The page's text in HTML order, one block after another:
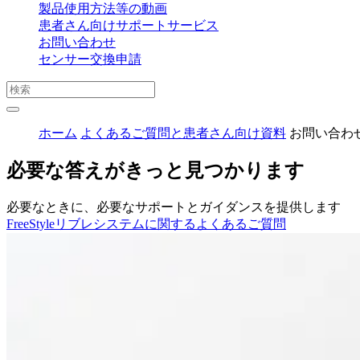
製品使用方法等の動画
患者さん向けサポートサービス
お問い合わせ
センサー交換申請
ホーム よくあるご質問と患者さん向け資料 お問い合わ
必要な答えがきっと見つかります
必要なときに、必要なサポートとガイダンスを提供します
FreeStyleリブレシステムに関するよくあるご質問